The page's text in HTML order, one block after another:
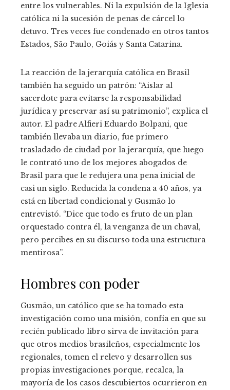
entre los vulnerables. Ni la expulsión de la Iglesia
católica ni la sucesión de penas de cárcel lo
detuvo. Tres veces fue condenado en otros tantos
Estados, São Paulo, Goiás y Santa Catarina.
La reacción de la jerarquía católica en Brasil
también ha seguido un patrón: “Aislar al
sacerdote para evitarse la responsabilidad
jurídica y preservar así su patrimonio”, explica el
autor. El padre Alfieri Eduardo Bolpani, que
también llevaba un diario, fue primero
trasladado de ciudad por la jerarquía, que luego
le contrató uno de los mejores abogados de
Brasil para que le redujera una pena inicial de
casi un siglo. Reducida la condena a 40 años, ya
está en libertad condicional y Gusmão lo
entrevistó. “Dice que todo es fruto de un plan
orquestado contra él, la venganza de un chaval,
pero percibes en su discurso toda una estructura
mentirosa”.
Hombres con poder
Gusmão, un católico que se ha tomado esta
investigación como una misión, confía en que su
recién publicado libro sirva de invitación para
que otros medios brasileños, especialmente los
regionales, tomen el relevo y desarrollen sus
propias investigaciones porque, recalca, la
mayoría de los casos descubiertos ocurrieron en